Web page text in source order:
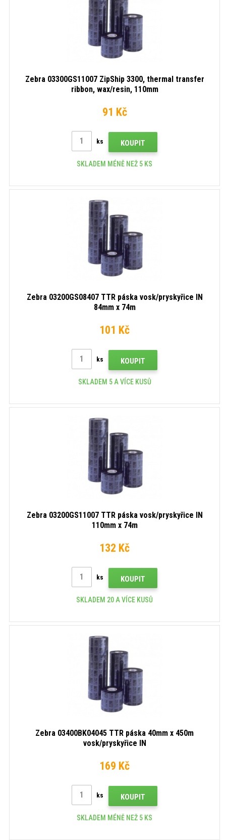
Zebra 03300GS11007 ZipShip 3300, thermal transfer
ribbon, wax/resin, 110mm
91 Kč
ks KOUPIT
SKLADEM MÉNĚ NEŽ 5 KS
Zebra 03200GS08407 TTR páska vosk/pryskyřice IN
84mm x 74m
101 Kč
ks KOUPIT
SKLADEM 5 A VÍCE KUSŮ
Zebra 03200GS11007 TTR páska vosk/pryskyřice IN
110mm x 74m
132 Kč
ks KOUPIT
SKLADEM 20 A VÍCE KUSŮ
Zebra 03400BK04045 TTR páska 40mm x 450m
vosk/pryskyřice IN
169 Kč
ks KOUPIT
SKLADEM MÉNĚ NEŽ 5 KS